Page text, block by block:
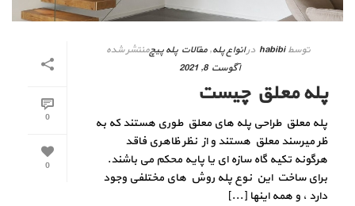
0
0
توسط habibi درانواع پله,مقالات پله پیچمنتشر شده
آگوست 8, 2021
پله معلق چیست
پله معلق طراحی پله های معلق طوری هستند که به
ظر میرسند معلق هستند و از نظر ظاهری فاقد
هرگونه تکیه گاه سازه ای یا پایه محکم می باشند.
برای ساخت این نوع پله روش های مختلفی وجود
دارد ، و همه اینها [...]